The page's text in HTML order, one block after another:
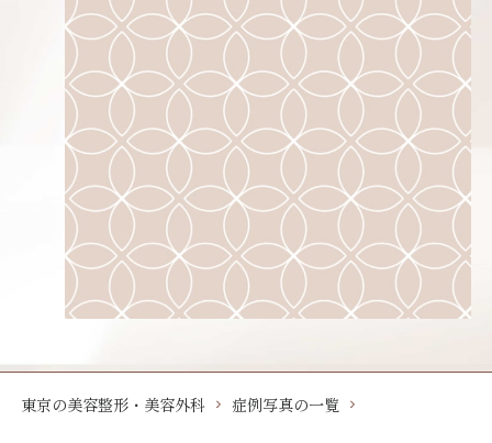
東京の美容整形・美容外科 症例写真の一覧